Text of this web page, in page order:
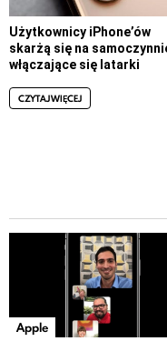
Użytkownicy iPhone’ów
skarżą się na
włączające się latarki
CZYTAJ WIĘCEJ
Apple